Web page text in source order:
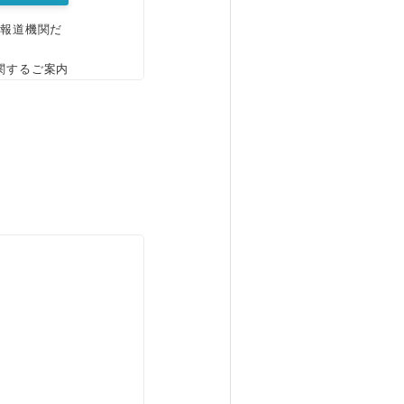
道機関だ
するご案内